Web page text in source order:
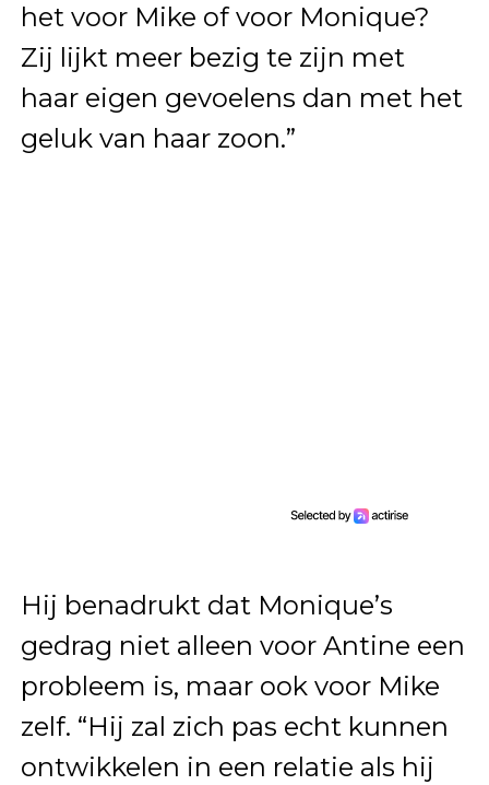
het voor Mike of voor Monique?
Zij lijkt meer bezig te zijn met
haar eigen gevoelens dan met het
geluk van haar zoon.”
Hij benadrukt dat Monique’s
gedrag niet alleen voor Antine een
probleem is, maar ook voor Mike
zelf. “Hij zal zich pas echt kunnen
ontwikkelen in een relatie als hij